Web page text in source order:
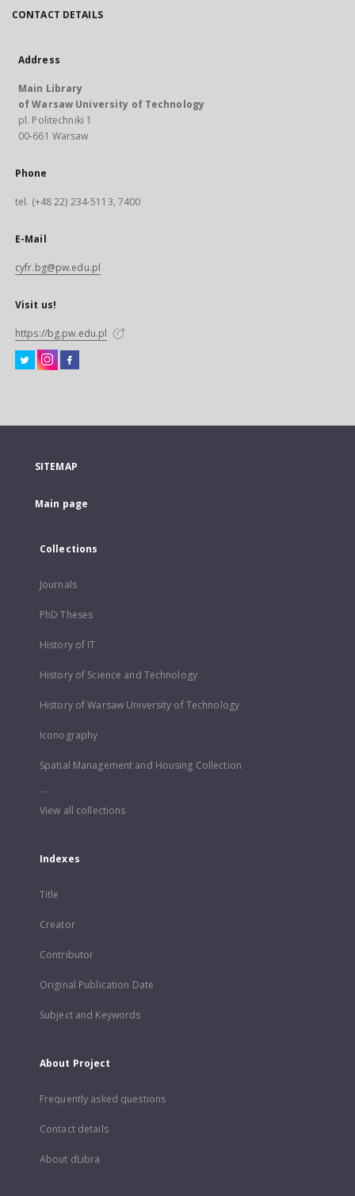
CONTACT DETAILS
Address
Main Library
of Warsaw University of Technology
pl. Politechniki 1
00-661 Warsaw
Phone
tel. (+48 22) 234-5113, 7400
E-Mail
cyfr.bg@pw.edu.pl
Visit us!
https://bg.pw.edu.pl
SITEMAP
Main page
Collections
Journals
PhD Theses
History of IT
History of Science and Technology
History of Warsaw University of Technology
Iconography
Spatial Management and Housing Collection
...
View all collections
Indexes
Title
Creator
Contributor
Original Publication Date
Subject and Keywords
About Project
Frequently asked questions
Contact details
About dLibra